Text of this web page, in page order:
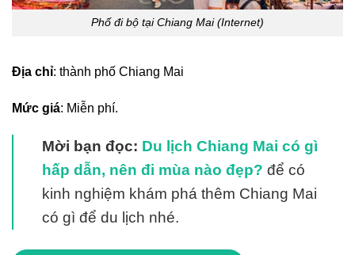
Phố đi bộ tại Chiang Mai (Internet)
Địa chỉ: thành phố Chiang Mai
Mức giá: Miễn phí.
Mời bạn đọc: Du lịch Chiang Mai có gì
hấp dẫn, nên đi mùa nào đẹp? để có
kinh nghiệm khám phá thêm Chiang Mai
có gì để du lịch nhé.